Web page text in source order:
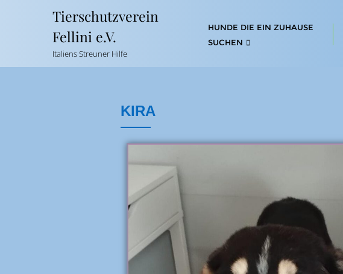
Tierschutzverein
Fellini e.V.
Italiens Streuner Hilfe
HUNDE DIE EIN ZUHAUSE
SUCHEN
KIRA